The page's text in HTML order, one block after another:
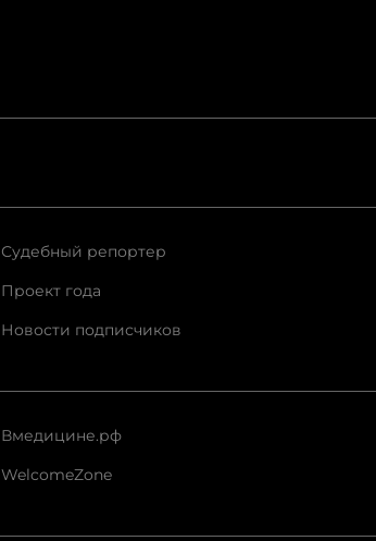
Судебный репортер
Проект года
Новости подписчиков
Вмедицине.рф
WelcomeZone